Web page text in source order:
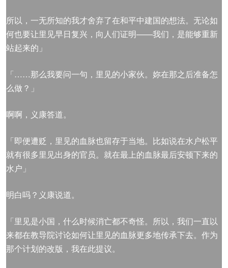
所以，一无所知的我才舍弃了在和平中建国的想法。无论如
何也要让里见早日复兴，向人们证明——我们，是能够重新
站起来的」
「……那么我要问一句，里见的小家伙。妳在那之后准备怎
么做？」
啊啊，义康答道。
「即便遭贬，里见的血脉也留存于当地。比如说在水户松平
就有很多里见出身的官员。就在最上的血脉最后安顿下来的
水户」
明白吗？义康说道。
「里见是小国，什么时候消亡都不奇怪。所以，我们一直以
来都在教导院讨论如何让里见的血脉更多地传承下去。作为
那个计划的改版，我在此提议。